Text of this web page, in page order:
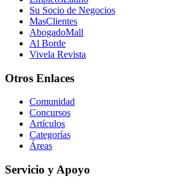
Su Socio de Negocios
MasClientes
AbogadoMall
Al Borde
Vivela Revista
Otros Enlaces
Comunidad
Concursos
Artículos
Categorías
Áreas
Servicio y Apoyo